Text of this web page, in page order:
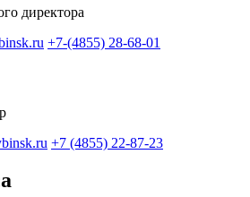
директора
+7-(4855) 28-68-01
+7 (4855) 22-87-23